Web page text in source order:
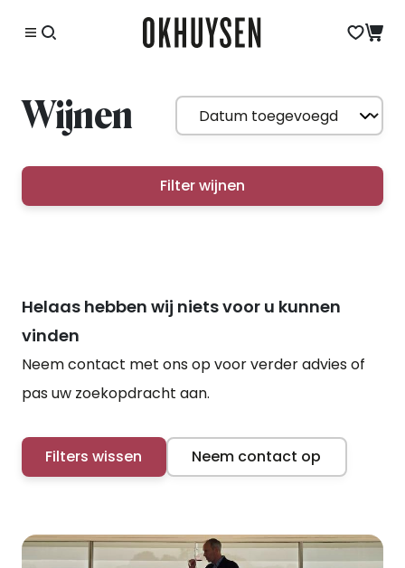
Wijnen
Filter wijnen
Helaas hebben wij niets voor u kunnen
vinden
Neem contact met ons op voor verder advies of
pas uw zoekopdracht aan.
Filters wissen Neem contact op